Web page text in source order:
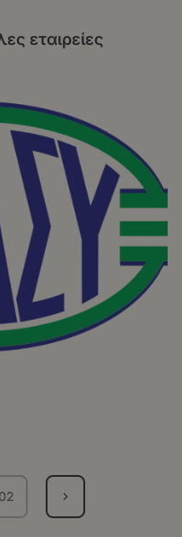
εταιρείες
Σελίδα
02